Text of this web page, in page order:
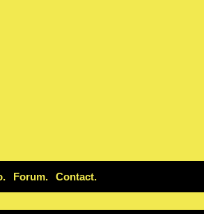
Forum Contact